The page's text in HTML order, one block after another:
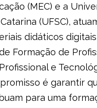
(MEC) e a
(UFSC),
didáticos
Formação de
e
é garantir
para uma